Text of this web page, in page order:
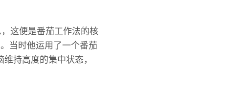
这便是番茄工作法的核
当时他运用了一个番茄
持高度的集中状态，